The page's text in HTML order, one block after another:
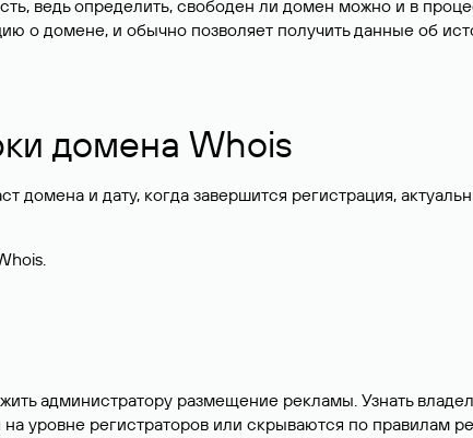
ведь определить, свободен ли домен можно и в
о домене, и обычно позволяет получить данные об
домена Whois
и дату, когда завершится регистрация,
администратору размещение рекламы. Узнать
на уровне регистраторов или скрываются по правилам